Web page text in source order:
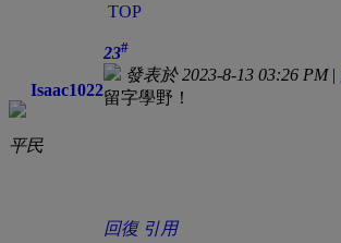
TOP
Isaac1022
平民
23#
發表於 2023-8-13 03:26 PM|
留字學野！
回復 引用